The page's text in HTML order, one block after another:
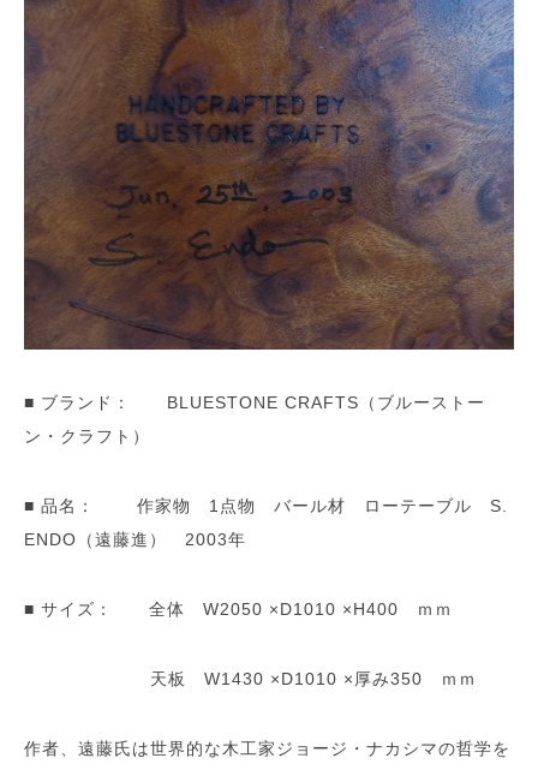
■ ブランド： BLUESTONE CRAFTS（ブルーストー
ン・クラフト）
■ 品名： 作家物 1点物 バール材 ローテーブル S.
ENDO（遠藤進） 2003年
■ サイズ： 全体 W2050 ×D1010 ×H400 ｍｍ
天板 W1430 ×D1010 ×厚み350 ｍｍ
作者、遠藤氏は世界的な木工家ジョージ・ナカシマの哲学を